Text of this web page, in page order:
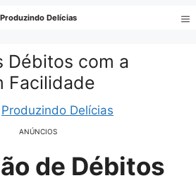
Produzindo Delícias
Débitos com a
Facilidade
Produzindo Delícias
ANÚNCIOS
de Débitos